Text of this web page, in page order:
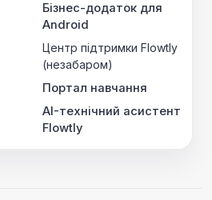
Бізнес-додаток для
Android
Центр підтримки Flowtly
(незабаром)
Портал навчання
AI-технічний асистент
Flowtly